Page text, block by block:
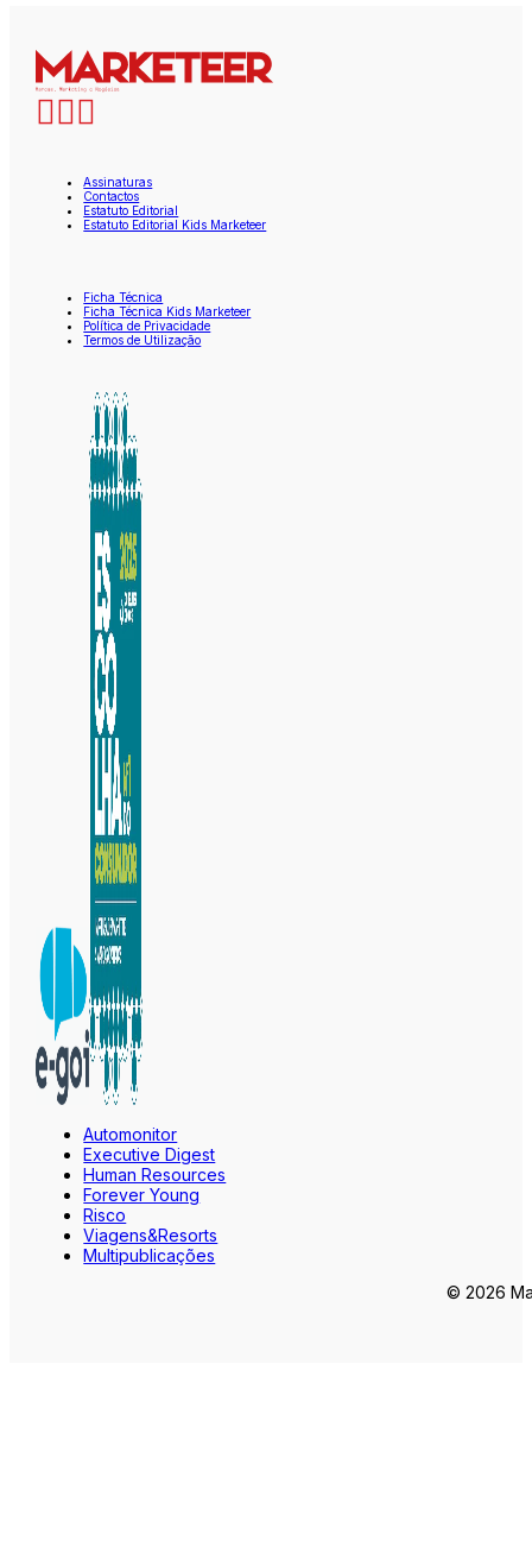
Assinaturas
Contactos
Estatuto Editorial
Estatuto Editorial Kids Marketeer
Ficha Técnica
Ficha Técnica Kids Marketeer
Política de Privacidade
Termos de Utilização
Automonitor
Executive Digest
Human Resources
Forever Young
Risco
Viagens&Resorts
Multipublicações
© 2026